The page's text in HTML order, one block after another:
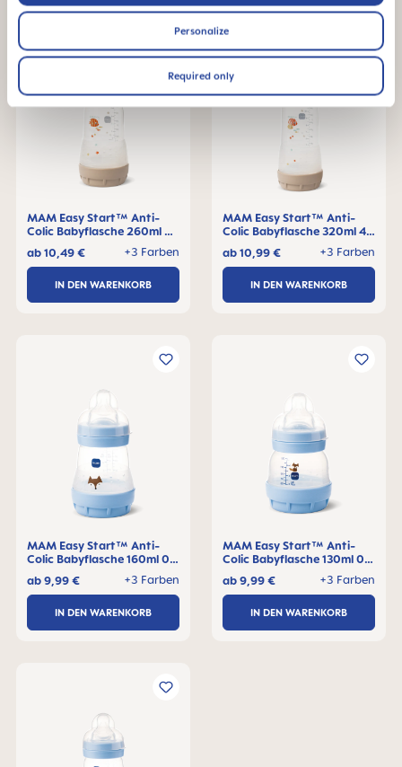
Personalize
Required only
MAM Easy Start™ Anti-
Colic Babyflasche 260ml 2+
+3 Farben
ab10,49 €
IN DEN WARENKORB
MAM Easy Start™ Anti-
Colic Babyflasche 320ml 4+
+3 Farben
ab10,99 €
IN DEN WARENKORB
MAM Easy Start™ Anti-
Colic Babyflasche 160ml 0+
+3 Farben
ab9,99 €
IN DEN WARENKORB
MAM Easy Start™ Anti-
Colic Babyflasche 130ml 0+
+3 Farben
ab9,99 €
IN DEN WARENKORB